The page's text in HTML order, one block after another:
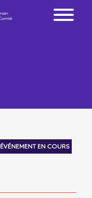
ÉVÉNEMENT EN COURS